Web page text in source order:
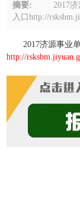
摘要:
2017济
入口http://
2017济源事业单
http://